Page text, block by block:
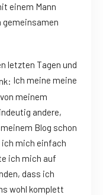
einem Mann
gemeinsamen
letzten Tagen und
Ich meine meine
meinem
andere,
Blog schon
ich mich einfach
ich mich auf
dass ich
wohl komplett